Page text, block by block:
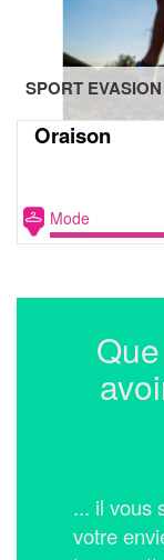
SPORT
Oraison
Mode
... il vous
votre